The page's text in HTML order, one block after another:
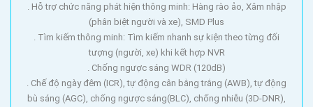
. Hỗ trợ chức năng phát hiện thông minh: Hàng rào ảo, Xâm nhập
(phân biệt người và xe), SMD Plus
. Tìm kiếm thông minh: Tìm kiếm nhanh sự kiện theo từng đối
tượng (người, xe) khi kết hợp NVR
. Chống ngược sáng WDR (120dB)
. Chế độ ngày đêm (ICR), tự động cân bằng trắng (AWB), tự động
bù sáng (AGC), chống ngược sáng(BLC), chống nhiễu (3D-DNR),